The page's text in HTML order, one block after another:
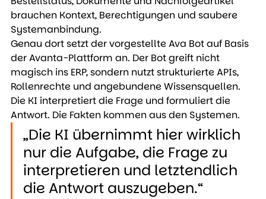
brauchen Kontext, Berechtigungen und saubere
Systemanbindung.
Genau dort setzt der vorgestellte Ava Bot auf Basis
der Avanta-Plattform an. Der Bot greift nicht
magisch ins ERP, sondern nutzt strukturierte APIs,
Rollenrechte und angebundene Wissensquellen.
Die KI interpretiert die Frage und formuliert die
Antwort. Die Fakten kommen aus den Systemen.
„Die KI übernimmt hier wirklich
nur die Aufgabe, die Frage zu
interpretieren und letztendlich
die Antwort auszugeben.“